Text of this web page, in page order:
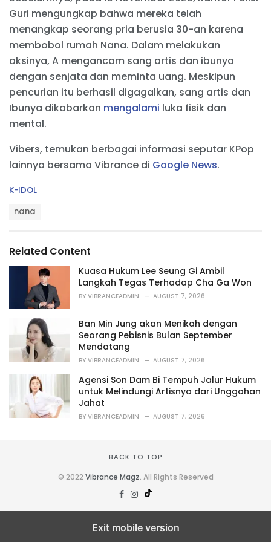
Guri mengungkap bahwa mereka telah
menangkap seorang pria berusia 30-an karena
membobol rumah Nana. Dalam melakukan
aksinya, A mengancam sang artis dan ibunya
dengan senjata dan meminta uang. Meskipun
pencurian itu berhasil digagalkan, sang artis dan
Ibunya dikabarkan mengalami luka fisik dan
mental.
Vibers, temukan berbagai informasi seputar KPop
lainnya bersama Vibrance di Google News.
C
r
i
K-IDOL
:
nana
Related Content
Kuasa Hukum Lee Seung Gi Ambil
Langkah Tegas Terhadap Cha Ga Won
BY VIBRANCEADMIN AUGUST 7, 2026
Ban Min Jung akan Menikah dengan
Seorang Pebisnis Bulan September
Mendatang
BY VIBRANCEADMIN AUGUST 7, 2026
Agensi Son Dam Bi Tempuh Jalur Hukum
untuk Melindungi Artisnya dari Unggahan
Jahat
BY VIBRANCEADMIN AUGUST 7, 2026
BACK TO TOP
© 2022 Vibrance Magz. All Rights Reserved
Exit mobile version